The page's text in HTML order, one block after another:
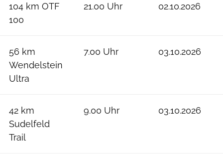
104 km OTF
100
21.00 Uhr 02.10.2026
56 km
Wendelstein
Ultra
7.00 Uhr 03.10.2026
42 km
Sudelfeld
Trail
9.00 Uhr 03.10.2026